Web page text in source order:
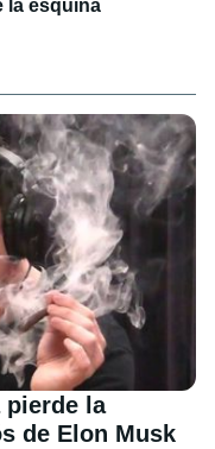
la esquina
pierde la
de Elon Musk